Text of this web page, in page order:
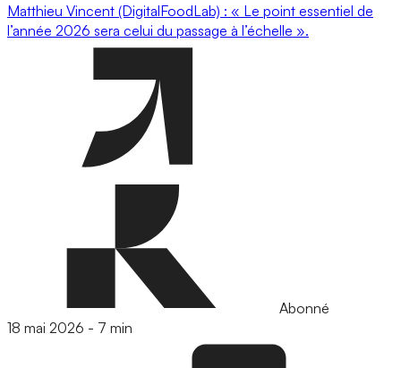
Matthieu Vincent (DigitalFoodLab) : « Le point essentiel de
l’année 2026 sera celui du passage à l’échelle ».
Abonné
18 mai 2026 - 7 min